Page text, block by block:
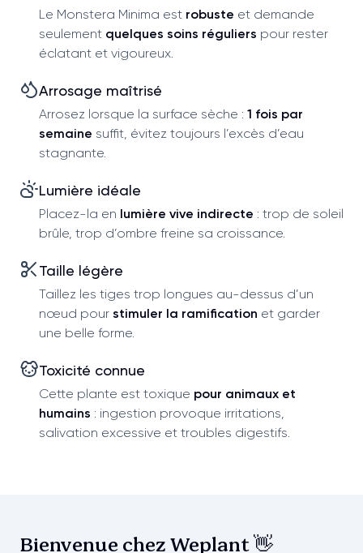
Le Monstera Minima est robuste et demande
seulement quelques soins réguliers pour rester
éclatant et vigoureux.
Arrosage maîtrisé
Arrosez lorsque la surface sèche : 1 fois par
semaine suffit, évitez toujours l’excès d’eau
stagnante.
Lumière idéale
Placez-la en lumière vive indirecte : trop de soleil
brûle, trop d’ombre freine sa croissance.
Taille légère
Taillez les tiges trop longues au-dessus d’un
nœud pour stimuler la ramification et garder
une belle forme.
Toxicité connue
Cette plante est toxique pour animaux et
humains : ingestion provoque irritations,
salivation excessive et troubles digestifs.
Bienvenue chez Weplant 👋